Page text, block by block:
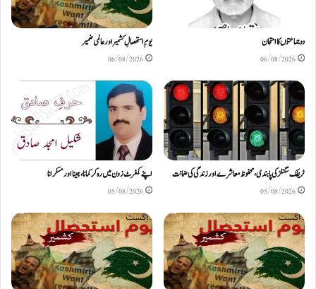
دو جماعتوں کا امتحان
06/08/2026
یومِ استحصالِ کشمیر اور عالمی ضمیر
06/08/2026
ٹریفک سگنلز کی پابندی، محفوظ معاشرے اور زندگی کی ضمانت
05/08/2026
اپنے کمفرٹ زون میں رہ کر کمانا، جینا اور مسکرانا
05/08/2026